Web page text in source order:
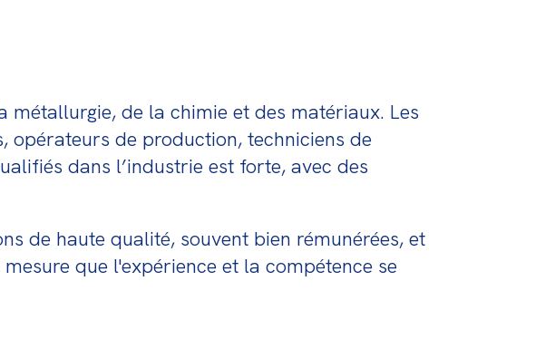
de la chimie et des matériaux. Les
opérateurs de production, techniciens de
dans l’industrie est forte, avec des
de haute qualité, souvent bien rémunérées, et
que l'expérience et la compétence se